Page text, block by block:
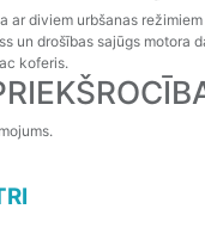
ar diviem urbšanas
un drošības sajūgs motora
koferis.